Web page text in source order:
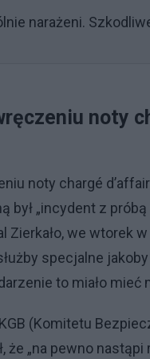
narażeni.
noty
noty chargé
był „incydent z
Zierkało, we wtorek
specjalne
to miało
(Komitetu
„na pewno nastąpi